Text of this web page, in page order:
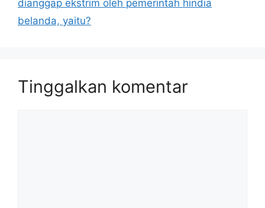
dianggap ekstrim oleh pemerintah hindia
belanda, yaitu?
Tinggalkan komentar